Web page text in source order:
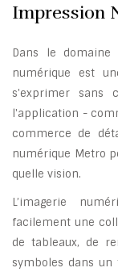
Impression
Dans le
numérique est
s'exprimer sans
l'application -
commerce de
numérique Metro
quelle vision.
L’imagerie
facilement une
de tableaux, de
symboles dans